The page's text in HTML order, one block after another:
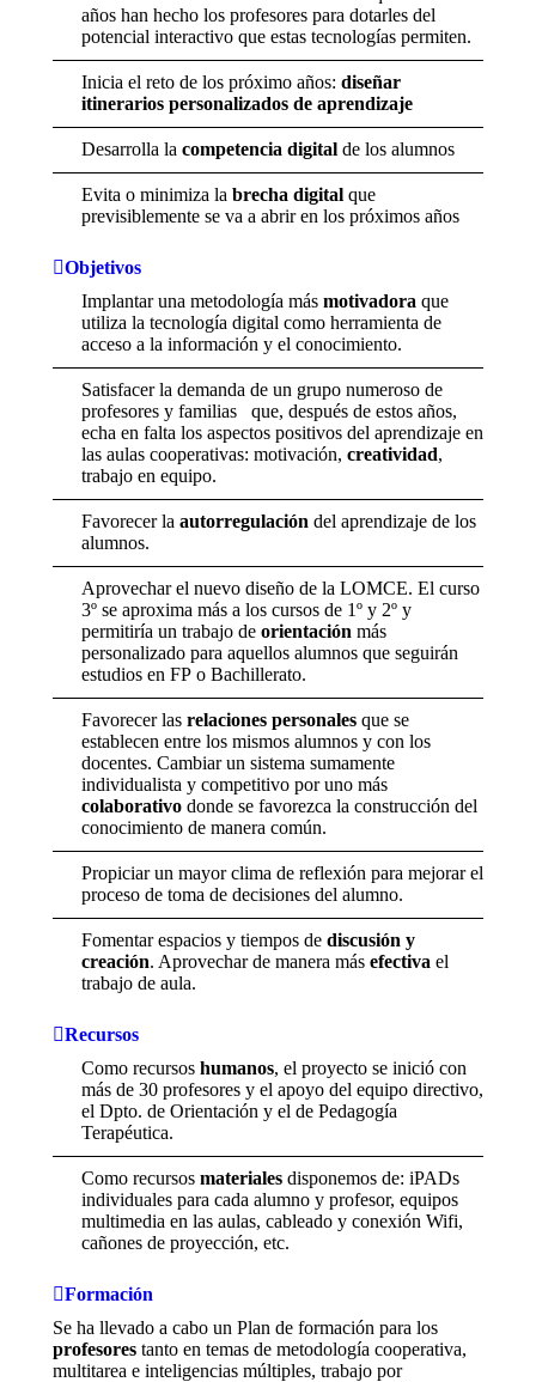
años han hecho los profesores para dotarles del
potencial interactivo que estas tecnologías permiten.
Inicia el reto de los próximo años: diseñar
itinerarios personalizados de aprendizaje
Desarrolla la competencia digital de los alumnos
Evita o minimiza la brecha digital que
previsiblemente se va a abrir en los próximos años
Objetivos
Implantar una metodología más motivadora que
utiliza la tecnología digital como herramienta de
acceso a la información y el conocimiento.
Satisfacer la demanda de un grupo numeroso de
profesores y familias que, después de estos años,
echa en falta los aspectos positivos del aprendizaje en
las aulas cooperativas: motivación, creatividad,
trabajo en equipo.
Favorecer la autorregulación del aprendizaje de los
alumnos.
Aprovechar el nuevo diseño de la LOMCE. El curso
3º se aproxima más a los cursos de 1º y 2º y
permitiría un trabajo de orientación más
personalizado para aquellos alumnos que seguirán
estudios en FP o Bachillerato.
Favorecer las relaciones personales que se
establecen entre los mismos alumnos y con los
docentes. Cambiar un sistema sumamente
individualista y competitivo por uno más
colaborativo donde se favorezca la construcción del
conocimiento de manera común.
Propiciar un mayor clima de reflexión para mejorar el
proceso de toma de decisiones del alumno.
Fomentar espacios y tiempos de discusión y
creación. Aprovechar de manera más efectiva el
trabajo de aula.
Recursos
Como recursos humanos, el proyecto se inició con
más de 30 profesores y el apoyo del equipo directivo,
el Dpto. de Orientación y el de Pedagogía
Terapéutica.
Como recursos materiales disponemos de: iPADs
individuales para cada alumno y profesor, equipos
multimedia en las aulas, cableado y conexión Wifi,
cañones de proyección, etc.
Formación
Se ha llevado a cabo un Plan de formación para los
profesores tanto en temas de metodología cooperativa,
multitarea e inteligencias múltiples, trabajo por